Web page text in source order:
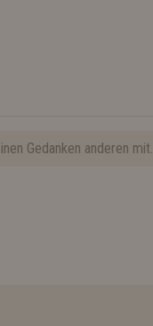
Gedanken anderen mit.